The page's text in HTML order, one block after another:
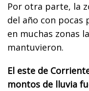
Por otra parte, la
del año con pocas
en muchas zonas
mantuvieron.
El este de
montos de lluvia